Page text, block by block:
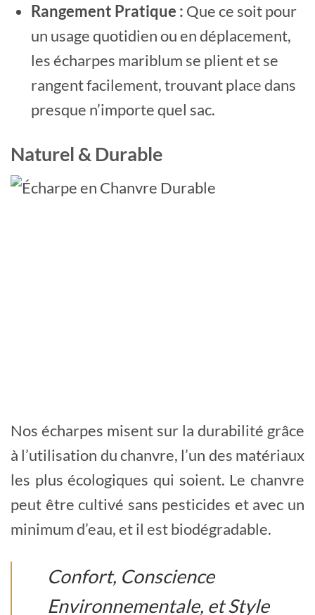
Rangement Pratique : Que ce soit pour
un usage quotidien ou en déplacement,
les écharpes mariblum se plient et se
rangent facilement, trouvant place dans
presque n’importe quel sac.
Naturel & Durable
Nos écharpes misent sur la durabilité grâce
à l’utilisation du chanvre, l’un des matériaux
les plus écologiques qui soient. Le chanvre
peut être cultivé sans pesticides et avec un
minimum d’eau, et il est biodégradable.
Confort, Conscience
Environnementale, et Style